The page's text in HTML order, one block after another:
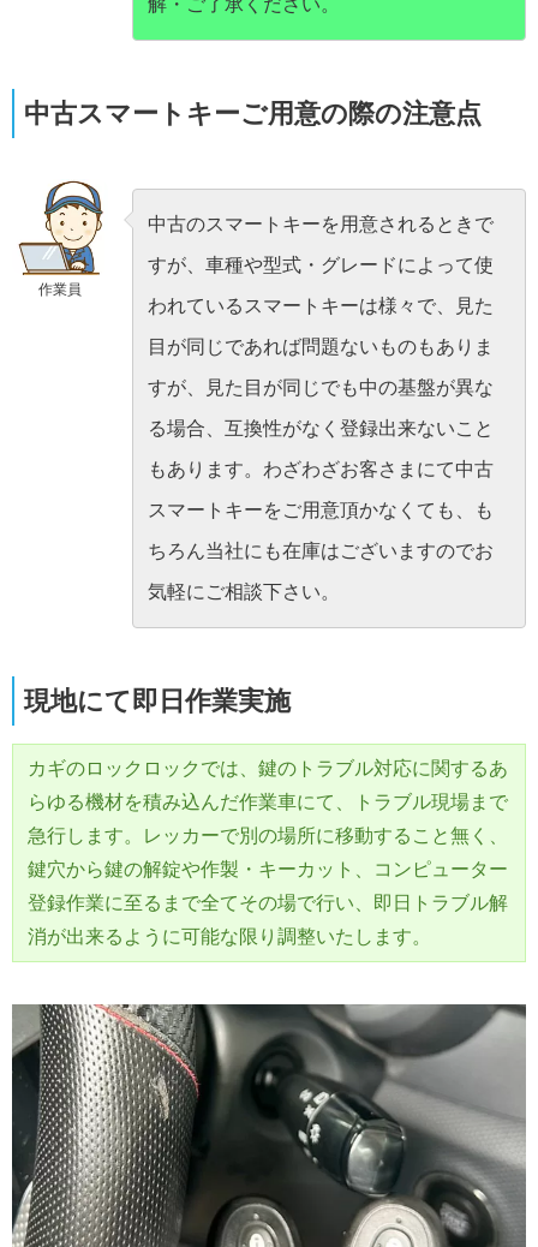
解・ご了承ください。
中古スマートキーご用意の際の注意点
作業員
中古のスマートキーを用意されるときで
すが、車種や型式・グレードによって使
われているスマートキーは様々で、見た
目が同じであれば問題ないものもありま
すが、見た目が同じでも中の基盤が異な
る場合、互換性がなく登録出来ないこと
もあります。わざわざお客さまにて中古
スマートキーをご用意頂かなくても、も
ちろん当社にも在庫はございますのでお
気軽にご相談下さい。
現地にて即日作業実施
カギのロックロックでは、鍵のトラブル対応に関するあ
らゆる機材を積み込んだ作業車にて、トラブル現場まで
急行します。レッカーで別の場所に移動すること無く、
鍵穴から鍵の解錠や作製・キーカット、コンピューター
登録作業に至るまで全てその場で行い、即日トラブル解
消が出来るように可能な限り調整いたします。